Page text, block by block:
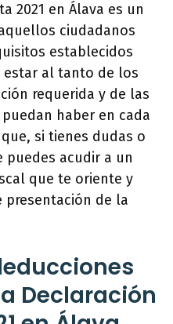
2021 en Álava es un
ciudadanos
establecidos
estar al tanto de los
requerida y de las
haber en cada
si tienes dudas o
puedes acudir a un
que te oriente y
presentación de la
Declaración